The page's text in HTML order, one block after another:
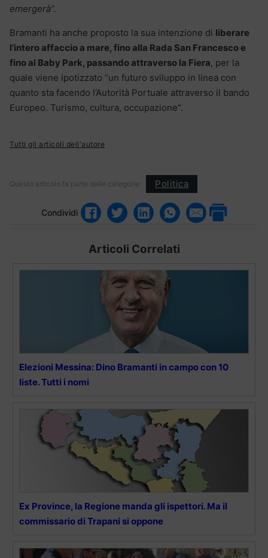
emergerà”.
Bramanti ha anche proposto la sua intenzione di liberare
l’intero affaccio a mare, fino alla Rada San Francesco e
fino al Baby Park, passando attraverso la Fiera, per la
quale viene ipotizzato “un futuro sviluppo in linea con
quanto sta facendo l’Autorità Portuale attraverso il bando
Europeo. Turismo, cultura, occupazione”.
Tutti gli articoli dell'autore
Questo articolo fa parte delle categorie: Politica
Condividi
Articoli Correlati
Elezioni Messina: Dino Bramanti in campo con 10
liste. Tutti i nomi
Ex Province, la Regione manda gli ispettori. Ma il
commissario di Trapani si oppone